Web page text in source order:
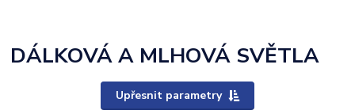
DÁLKOVÁ A MLHOVÁ SVĚTLA
Upřesnit parametry